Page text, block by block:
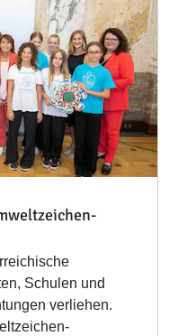
Schulen und
verliehen.